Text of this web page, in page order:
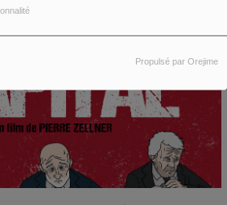
Propulsé par Orejime